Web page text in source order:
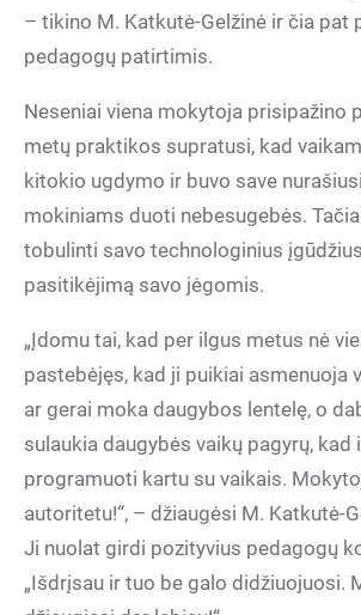
– tikino M. Katkutė-Gelžinė ir čia pat
pedagogų patirtimis.
Neseniai viena mokytoja prisipažino
metų praktikos supratusi, kad
kitokio ugdymo ir buvo save
mokiniams duoti nebesugebės.
tobulinti savo technologinius
pasitikėjimą savo jėgomis.
„Įdomu tai, kad per ilgus metus nė
pastebėjęs, kad ji puikiai asmenuoja
ar gerai moka daugybos lentelę, o
sulaukia daugybės vaikų pagyrų, kad
programuoti kartu su vaikais.
autoritetu!“, – džiaugėsi M. Katkutė-
Ji nuolat girdi pozityvius pedagogų
„Išdrįsau ir tuo be galo didžiuojuosi.